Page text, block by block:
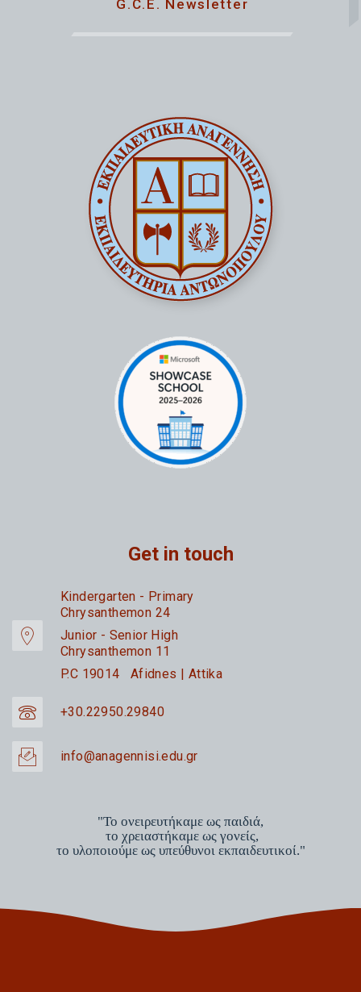
G.C.E. Newsletter
Get in touch
Kindergarten - Primary
Chrysanthemon 24
Junior - Senior High
Chrysanthemon 11
P.C 19014 Afidnes | Attika
+30.22950.29840
info@anagennisi.edu.gr
"Το ονειρευτήκαμε ως παιδιά,
το χρειαστήκαμε ως γονείς,
το υλοποιούμε ως υπεύθυνοι εκπαιδευτικοί."